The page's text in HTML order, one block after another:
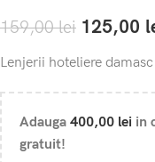
159,00lei 125,00
Lenjerii hoteliere
Adauga 400,00 lei in
gratuit!